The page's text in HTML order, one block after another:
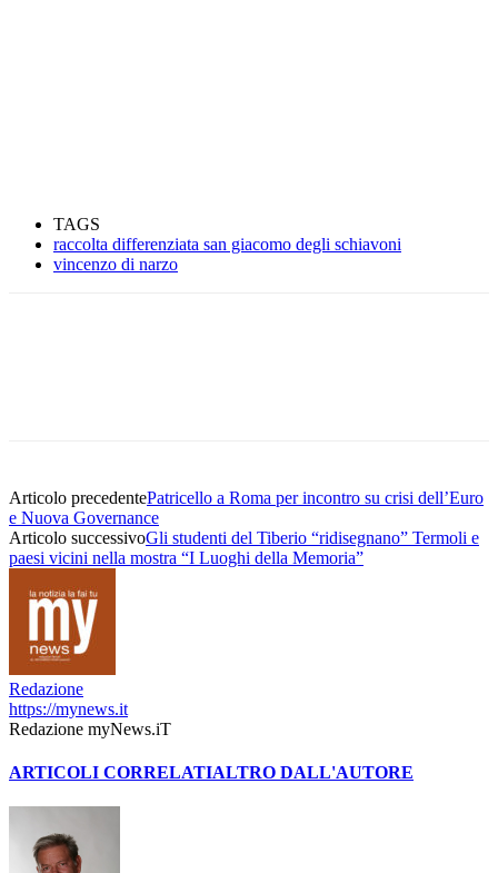
TAGS
raccolta differenziata san giacomo degli schiavoni
vincenzo di narzo
Articolo precedentePatricello a Roma per incontro su crisi dell’Euro
e Nuova Governance
Articolo successivoGli studenti del Tiberio “ridisegnano” Termoli e
paesi vicini nella mostra “I Luoghi della Memoria”
Redazione
https://mynews.it
Redazione myNews.iT
ARTICOLI CORRELATIALTRO DALL'AUTORE